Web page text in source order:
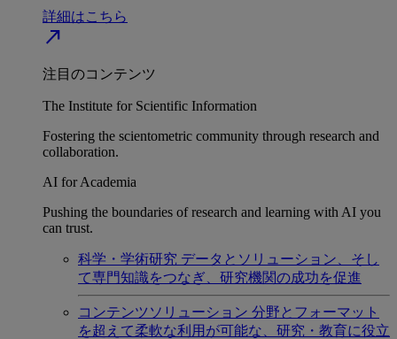
詳細はこちら
north_east
注目のコンテンツ
The Institute for Scientific Information
Fostering the scientometric community through research and
collaboration.
AI for Academia
Pushing the boundaries of research and learning with AI you
can trust.
科学・学術研究 データとソリューション、そし
て専門知識をつなぎ、研究機関の成功を促進
コンテンツソリューション 分野とフォーマット
を超えて柔軟な利用が可能な、研究・教育に役立